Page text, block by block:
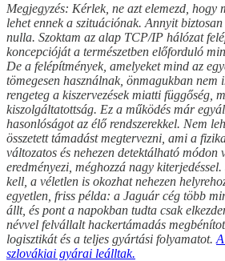
Megjegyzés: Kérlek, ne azt elemezd, hogy
lehet ennek a szituációnak. Annyit
nulla. Szoktam az alap TCP/IP hálózat
koncepcióját a természetben előforduló
De a felépítmények, amelyeket mind az
tömegesen használnak, önmagukban nem
rengeteg a kiszervezések miatti függőség,
kiszolgáltatottság. Ez a működés már
hasonlóságot az élő rendszerekkel. Nem
összetett támadást megtervezni, ami a
változatos és nehezen detektálható módon
eredményezi, méghozzá nagy
kell, a véletlen is okozhat nehezen
egyetlen, friss példa: a Jaguár cég több
állt, és pont a napokban tudta csak
névvel felvállalt hackertámadás
logisztikát és a teljes gyártási folyamatot.
szlovákiai gyárai leálltak.